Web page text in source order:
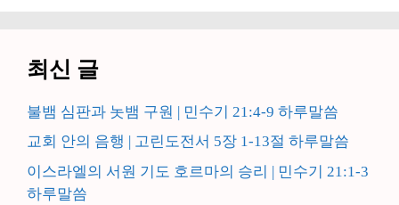
최신 글
불뱀 심판과 놋뱀 구원 | 민수기 21:4-9 하루말씀
교회 안의 음행 | 고린도전서 5장 1-13절 하루말씀
이스라엘의 서원 기도 호르마의 승리 | 민수기 21:1-3
하루말씀